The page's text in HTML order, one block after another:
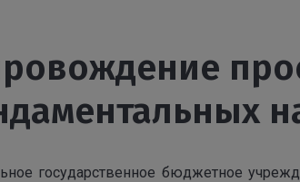
государственное бюджетное